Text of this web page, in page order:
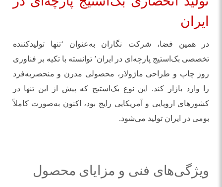
ایران
در همین فضا، شرکت نگاران به‌عنوان ‘تنها تولیدکننده
تخصصی بک‌استیج پارچه‌ای در ایران’ توانسته با تکیه بر فناوری
روز چاپ و طراحی ماژولار، محصولی مدرن و منحصربه‌فرد
را وارد بازار کند. این نوع بک‌استیج که پیش از این تنها در
کشورهای اروپایی و آمریکایی رایج بود، اکنون به‌صورت کاملاً
بومی در ایران تولید می‌شود.
ویژگی‌های فنی و مزایای محصول